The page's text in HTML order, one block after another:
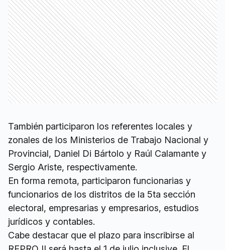
También participaron los referentes locales y
zonales de los Ministerios de Trabajo Nacional y
Provincial, Daniel Di Bártolo y Raúl Calamante y
Sergio Ariste, respectivamente.
En forma remota, participaron funcionarias y
funcionarios de los distritos de la 5ta sección
electoral, empresarias y empresarios, estudios
jurídicos y contables.
Cabe destacar que el plazo para inscribirse al